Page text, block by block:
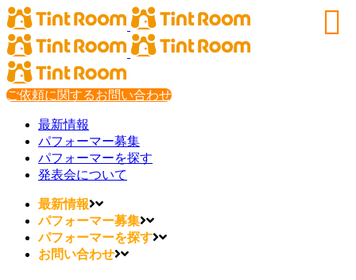
ご依頼に関するお問い合わせ
最新情報
パフォーマー募集
パフォーマーを探す
発表会について
最新情報
パフォーマー募集
パフォーマーを探す
お問い合わせ